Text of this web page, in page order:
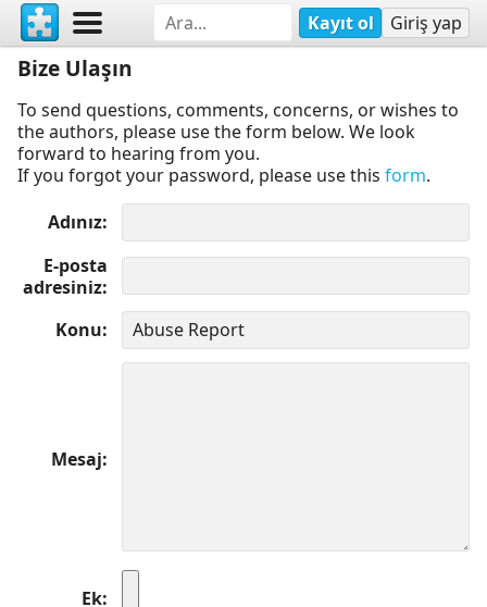
Kayıt ol Giriş yap
Bize Ulaşın
To send questions, comments, concerns, or wishes to
the authors, please use the form below. We look
forward to hearing from you.
If you forgot your password, please use this form.
Adınız
E-posta
adresiniz
Konu
Mesaj
Ek